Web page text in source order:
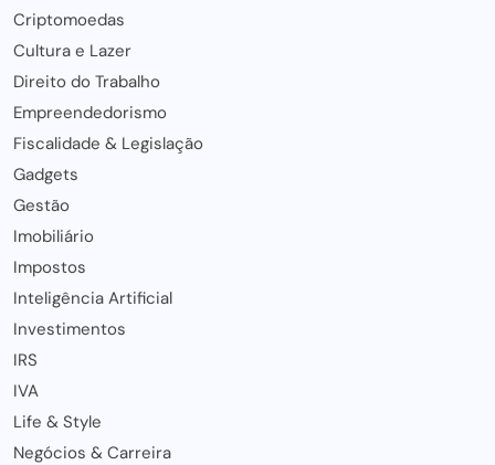
Criptomoedas
Cultura e Lazer
Direito do Trabalho
Empreendedorismo
Fiscalidade & Legislação
Gadgets
Gestão
Imobiliário
Impostos
Inteligência Artificial
Investimentos
IRS
IVA
Life & Style
Negócios & Carreira